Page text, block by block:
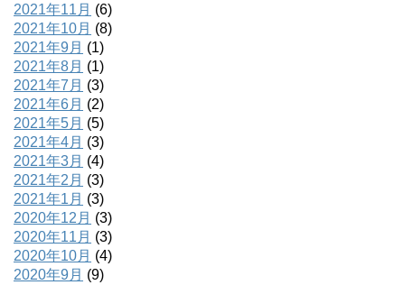
2021年11月 (6)
2021年10月 (8)
2021年9月 (1)
2021年8月 (1)
2021年7月 (3)
2021年6月 (2)
2021年5月 (5)
2021年4月 (3)
2021年3月 (4)
2021年2月 (3)
2021年1月 (3)
2020年12月 (3)
2020年11月 (3)
2020年10月 (4)
2020年9月 (9)